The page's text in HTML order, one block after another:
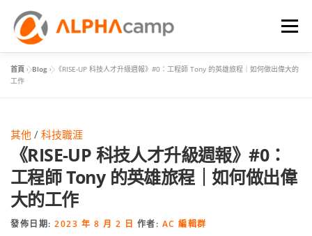
選單
首頁
FAQ
首頁 »Blog » 《RISE-UP 科技人才升級週報》#0：工程師 Tony 的英雄旅程｜如何做出偉大的
工作
其他 / 科技職涯
《RISE-UP 科技人才升級週報》#0：
工程師 Tony 的英雄旅程｜如何做出偉
大的工作
發佈日期: 2023 年 8 月 2 日 作者: AC 編輯群